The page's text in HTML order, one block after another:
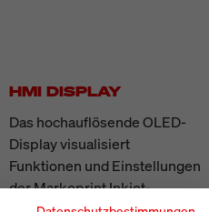
HMI DISPLAY
Das hochauflösende OLED-
Display visualisiert
Funktionen und Einstellungen
der Markoprint Inkjet-